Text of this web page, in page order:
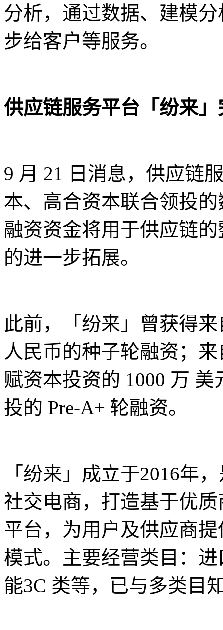
分析，通过数据、建模
步给客户等服务。
供应链服务平台「纷来
9 月 21 日消息，供应链
本、高合资本联合领投
融资资金将用于供应链
的进一步拓展。
此前，「纷来」曾获得
人民币的种子轮融资；
赋资本投资的 1000 万
投的 Pre-A+ 轮融资。
「纷来」成立于2016年
社交电商，打造基于优
平台，为用户及供应商
模式。主要经营类目：
能3C 类等，已与多类目